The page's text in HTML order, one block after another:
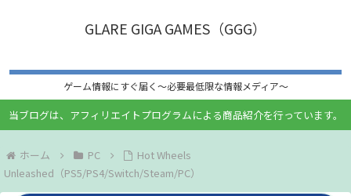
GLARE GIGA GAMES（GGG）
ゲーム情報にすぐ届く〜必要最低限な情報メディア〜
当ブログは、アフィリエイトプログラムによる商品紹介を行っています。
ホーム PC
Hot Wheels
Unleashed（PS5/PS4/Switch/Steam/PC）